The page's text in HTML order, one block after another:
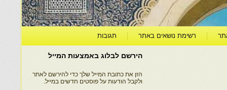
רשימת נושאים באתר תגובות
הירשם לבלוג באמצעות המייל
הזן את כתובת המייל שלך כדי להירשם לאתר
ולקבל הודעות על פוסטים חדשים במייל.